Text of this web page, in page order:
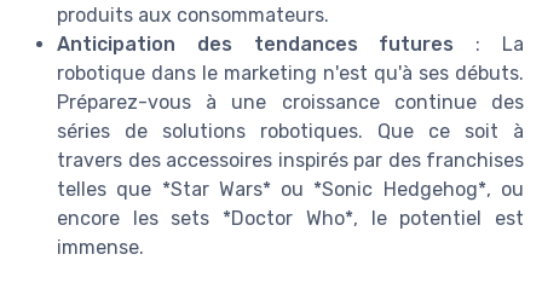
produits aux consommateurs.
Anticipation des tendances futures : La
robotique dans le marketing n'est qu'à ses débuts.
Préparez-vous à une croissance continue des
séries de solutions robotiques. Que ce soit à
travers des accessoires inspirés par des franchises
telles que *Star Wars* ou *Sonic Hedgehog*, ou
encore les sets *Doctor Who*, le potentiel est
immense.